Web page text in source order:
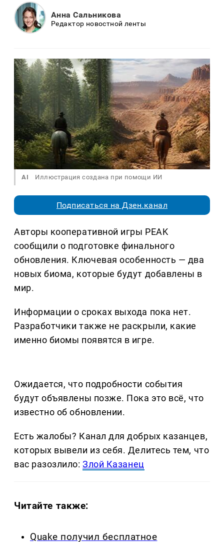
Анна Сальникова
Редактор новостной ленты
AI Иллюстрация создана при помощи ИИ
Подписаться на Дзен.канал
Авторы кооперативной игры PEAK
сообщили о подготовке финального
обновления. Ключевая особенность — два
новых биома, которые будут добавлены в
мир.
Информации о сроках выхода пока нет.
Разработчики также не раскрыли, какие
именно биомы появятся в игре.
Ожидается, что подробности события
будут объявлены позже. Пока это всё, что
известно об обновлении.
Есть жалобы? Канал для добрых казанцев,
которых вывели из себя. Делитеcь тем, что
вас разозлило:Злой Казанец
Читайте также:
Quake получил бесплатное